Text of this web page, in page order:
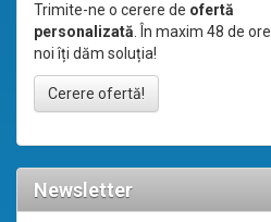
Trimite-ne o cerere de ofertă
personalizată. În maxim 48 de ore
noi îți dăm soluția!
Cerere ofertă!
Newsletter